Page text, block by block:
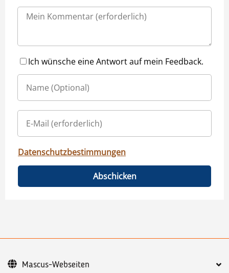
Ich wünsche eine Antwort auf mein Feedback.
Datenschutzbestimmungen
Abschicken
Mascus-Webseiten